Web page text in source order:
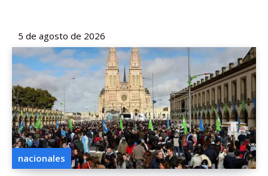
5 de agosto de 2026
nacionales